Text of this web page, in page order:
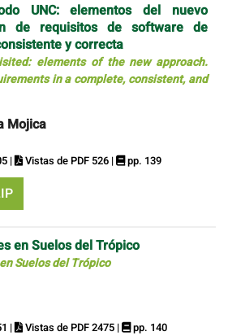
UNC: elementos del nuevo
de requisitos de software de
y correcta
elements of the new approach.
in a complete, consistent, and
Mojica
| Vistas de PDF 526 | pp. 139
en Suelos del Trópico
Suelos del Trópico
| Vistas de PDF 2475 | pp. 140